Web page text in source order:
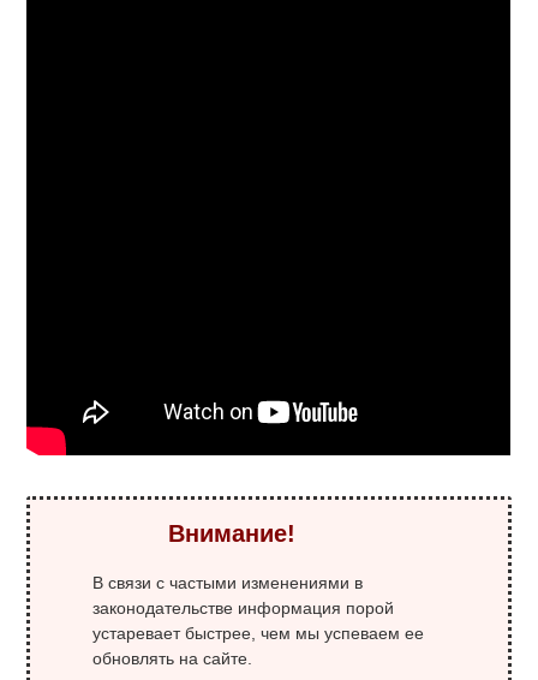
Внимание!
В связи с частыми изменениями в
законодательстве информация порой
устаревает быстрее, чем мы успеваем ее
обновлять на сайте.